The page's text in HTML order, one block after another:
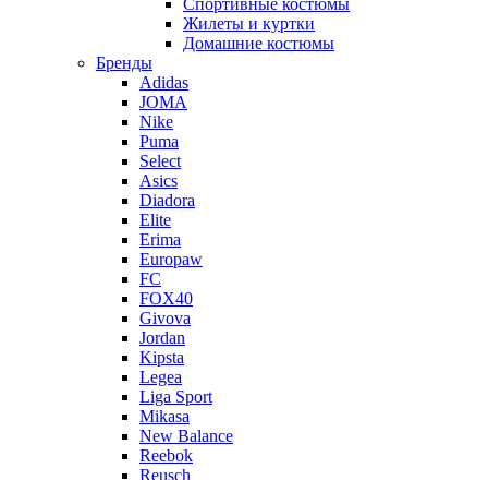
Спортивные костюмы
Жилеты и куртки
Домашние костюмы
Бренды
Adidas
JOMA
Nike
Puma
Select
Asics
Diadora
Elite
Erima
Europaw
FC
FOX40
Givova
Jordan
Kipsta
Legea
Liga Sport
Mikasa
New Balance
Reebok
Reusch